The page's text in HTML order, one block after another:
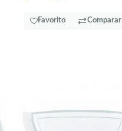
Favorito Comparar